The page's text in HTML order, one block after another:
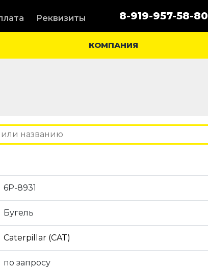
Реквизиты 8-919-957-58-80
КОМПАНИЯ
6P-8931
Бугель
Caterpillar (CAT)
по запросу